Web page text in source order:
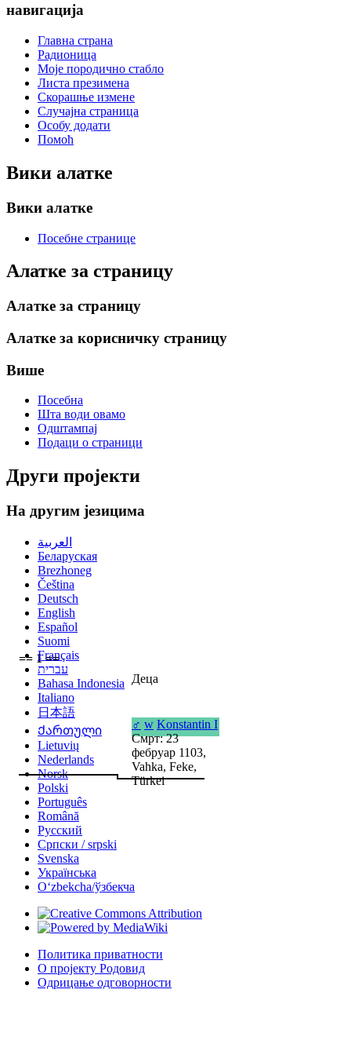
== 1 ==
Деца
♂ w Konstantin I
Смрт: 23
фебруар 1103,
Vahka, Feke,
Türkei
навигација
Главна страна
Радионица
Моје породично стабло
Листа презимена
Скорашње измене
Случајна страница
Особу додати
Помоћ
Вики алатке
Вики алатке
Посебне странице
Алатке за страницу
Алатке за страницу
Алатке за корисничку страницу
Више
Посебна
Шта води овамо
Одштампај
Подаци о страници
Други пројекти
На другим језицима
العربية
Беларуская
Brezhoneg
Čeština
Deutsch
English
Español
Suomi
Français
עברית
Bahasa Indonesia
Italiano
日本語
Ქართული
Lietuvių
Nederlands
Norsk
Polski
Português
Română
Русский
Српски / srpski
Svenska
Українська
Oʻzbekcha/ўзбекча
Политика приватности
О пројекту Родовид
Одрицање одговорности